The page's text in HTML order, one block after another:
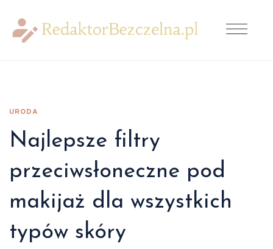
URODA
Najlepsze filtry
przeciwsłoneczne pod
makijaż dla wszystkich
typów skóry